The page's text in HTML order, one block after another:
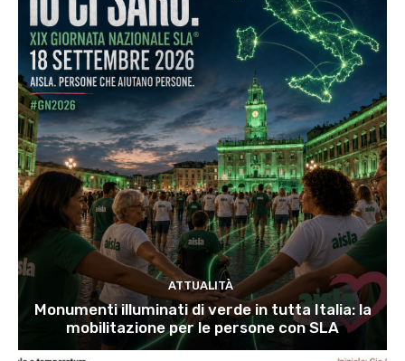
ATTUALITÀ
Monumenti illuminati di verde in tutta Italia: la
mobilitazione per le persone con SLA